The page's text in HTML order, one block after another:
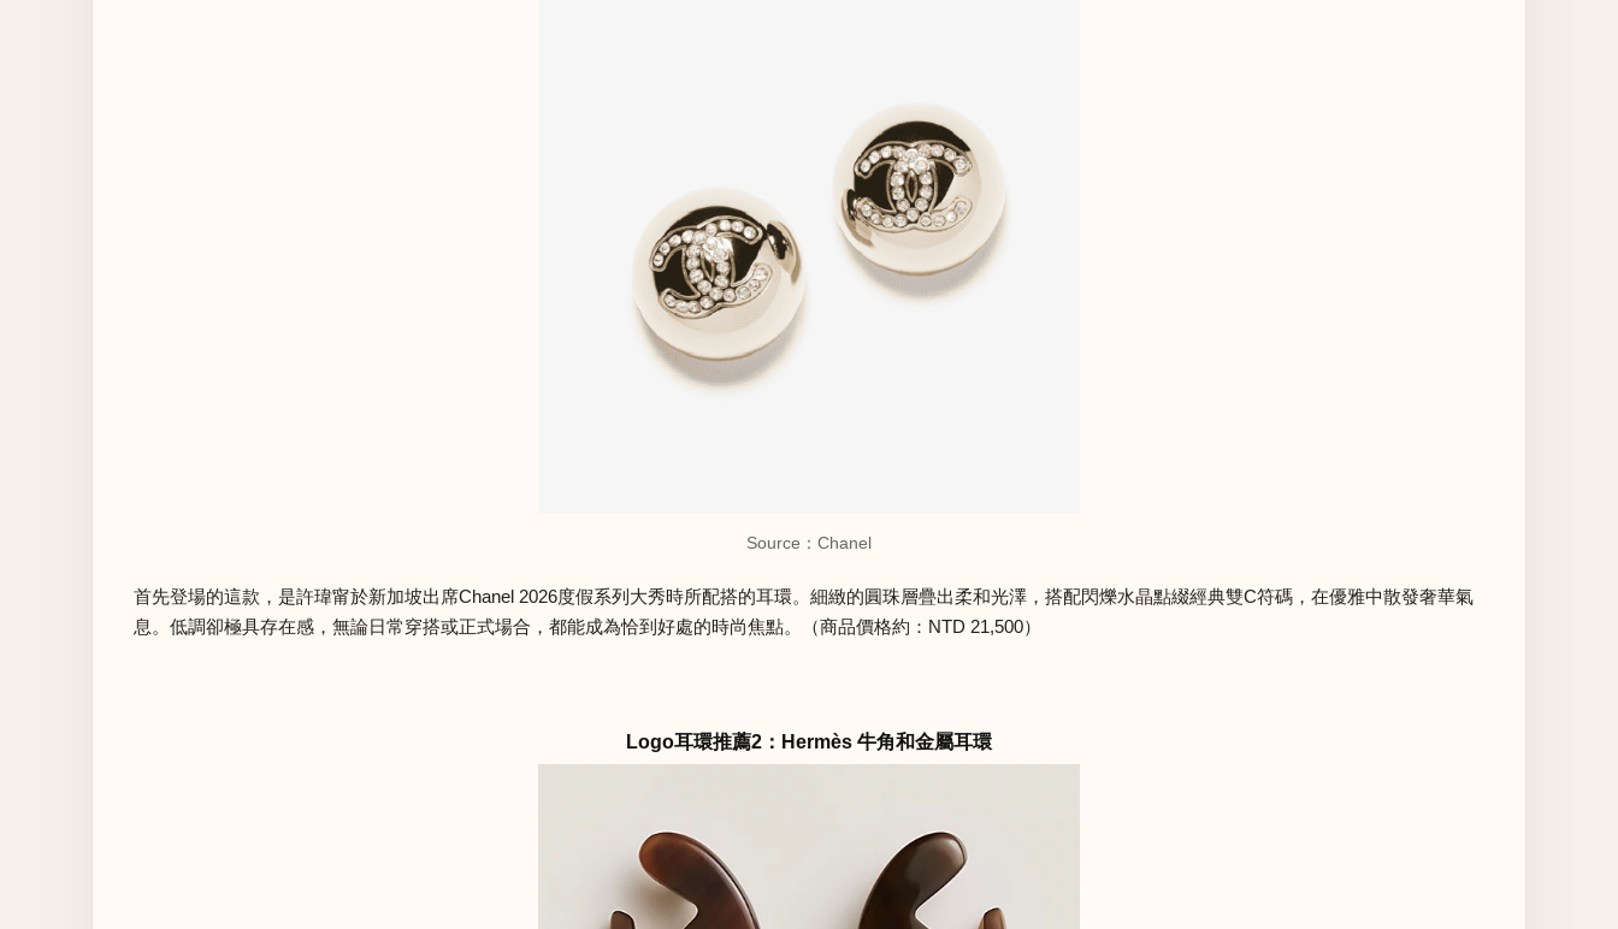
Source： Chanel
首先登場的這款，是許瑋甯於新加坡出席Chanel 2026度假系列大秀時所配搭的耳環。細緻的圓珠層疊出柔和光澤，搭配閃爍水晶點綴經典雙C符碼，在優雅中散發奢華氣
息。低調卻極具存在感，無論日常穿搭或正式場合，都能成為恰到好處的時尚焦點。（商品價格約：NTD 21,500）
Logo耳環推薦2：Hermès 牛角和金屬耳環